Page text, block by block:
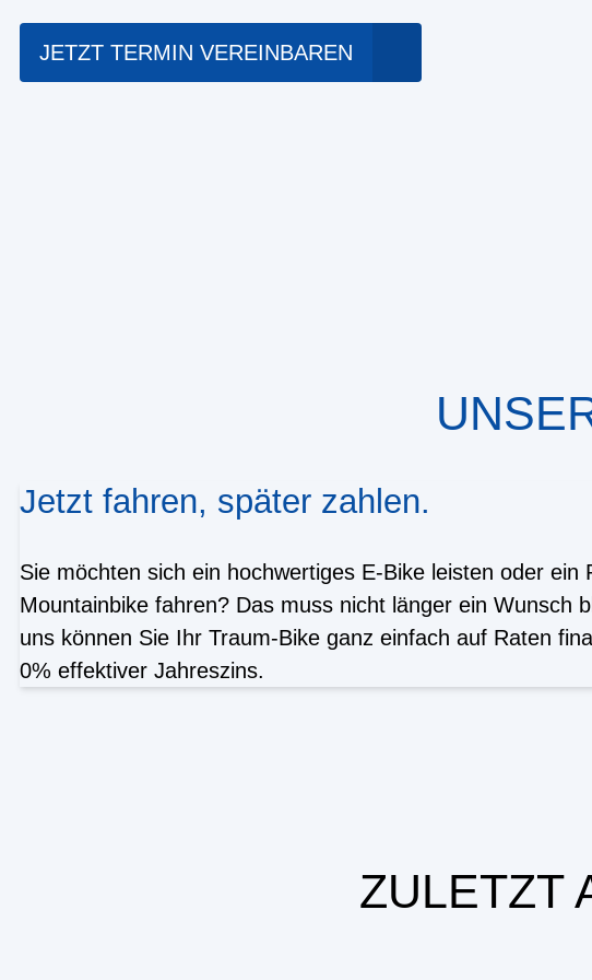
JETZT TERMIN VEREINBAREN
Jetzt fahren, später zahlen.
Sie möchten sich ein hochwertiges E-Bike leisten oder ein
Mountainbike fahren? Das muss nicht länger ein Wunsch
uns können Sie Ihr Traum-Bike ganz einfach auf Raten
0% effektiver Jahreszins.
ZULETZT